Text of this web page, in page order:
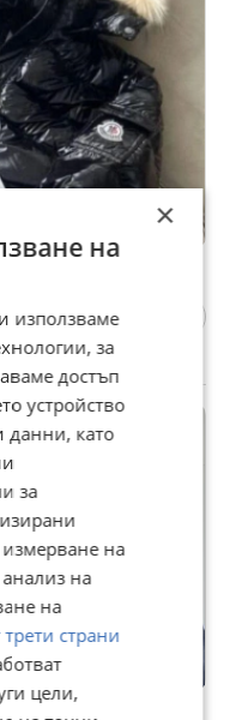
×
на
използваме
за
достъп
устройство
данни, като
за
на
на
на
страни
цели,